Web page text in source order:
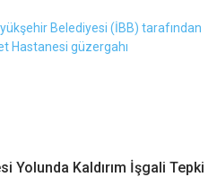
Yolunda Kaldırım İşgali Tepki